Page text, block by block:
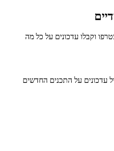
רשומים, הצטרפו וקבלו עדכונים על כל מה
עדכונים על התכנים החדשים